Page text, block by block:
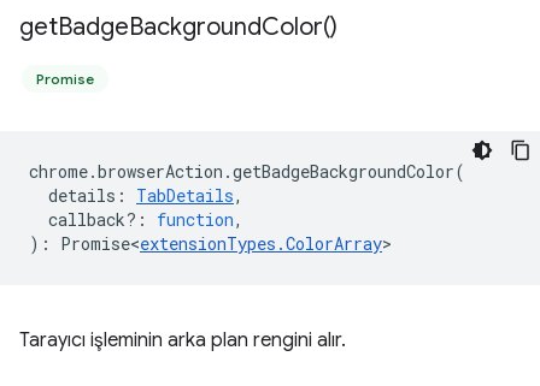
getBadgeBackgroundColor()
Promise
chrome.browserAction .getBadgeBackgroundColor(
details : TabDetails,
callback? : function,
) : Promise<extensionTypes .ColorArray>
Tarayıcı işleminin arka plan rengini alır.